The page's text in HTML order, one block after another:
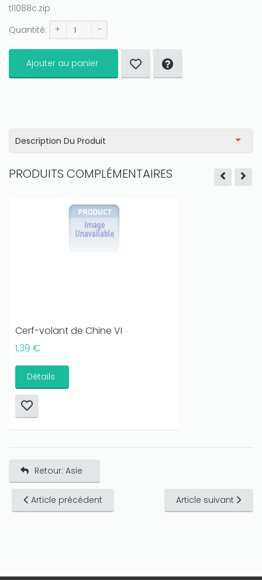
tl1088c.zip
Quantité:
+ -
Ajouter au panier
Description Du Produit
PRODUITS COMPLÉMENTAIRES
Cerf-volant de Chine VI
1,39 €
Détails
Retour: Asie
Article précédent Article suivant